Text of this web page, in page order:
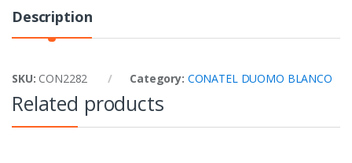
Description
SKU: CON2282 Category: CONATEL DUOMO BLANCO
Related products